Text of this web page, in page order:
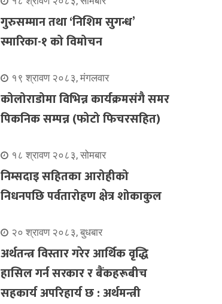
गुरुसम्मान तथा ‘निशिम सुगन्ध’
स्मारिका-१ को विमोचन
१९ श्रावण २०८३, मंगलवार
कोलोराडोमा विभिन्न कार्यक्रमसंगै समर
पिकनिक सम्पन्न (फोटो फिचरसहित)
१८ श्रावण २०८३, सोमबार
निम्सदाइ सहितका आरोहीको
निधनपछि पर्वतारोहण क्षेत्र शोकाकुल
२० श्रावण २०८३, बुधबार
अर्थतन्त्र विस्तार गरेर आर्थिक वृद्धि
हासिल गर्न सरकार र बैंकहरूबीच
सहकार्य अपरिहार्य छ : अर्थमन्त्री